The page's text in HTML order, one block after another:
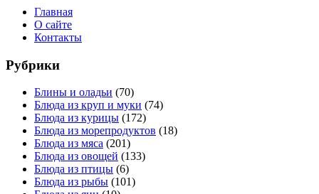
Главная
О сайте
Контакты
Рубрики
Блины и оладьи (70)
Блюда из круп и муки (74)
Блюда из курицы (172)
Блюда из морепродуктов (18)
Блюда из мяса (201)
Блюда из овощей (133)
Блюда из птицы (6)
Блюда из рыбы (101)